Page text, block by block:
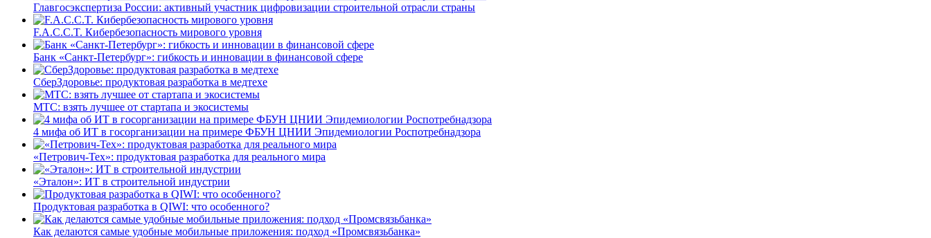
Главгосэкспертиза России: активный участник цифровизации строительной отрасли страны
F.A.C.C.T. Кибербезопасность мирового уровня
Банк «Санкт-Петербург»: гибкость и инновации в финансовой сфере
СберЗдоровье: продуктовая разработка в медтехе
МТС: взять лучшее от стартапа и экосистемы
4 мифа об ИТ в госорганизации на примере ФБУН ЦНИИ Эпидемиологии Роспотребнадзора
«Петрович-Тех»: продуктовая разработка для реального мира
«Эталон»: ИТ в строительной индустрии
Продуктовая разработка в QIWI: что особенного?
Как делаются самые удобные мобильные приложения: подход «Промсвязьбанка»